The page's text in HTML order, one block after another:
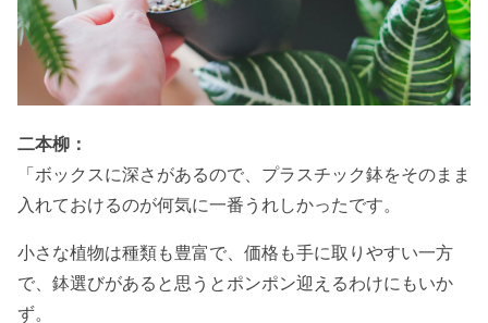
二本柳：
「ボックスに深さがあるので、プラスチック鉢をそのまま
入れておけるのが何気に一番うれしかったです。
小さな植物は種類も豊富で、価格も手に取りやすい一方
で、鉢選びがあると思うとポンポン迎えるわけにもいか
ず。